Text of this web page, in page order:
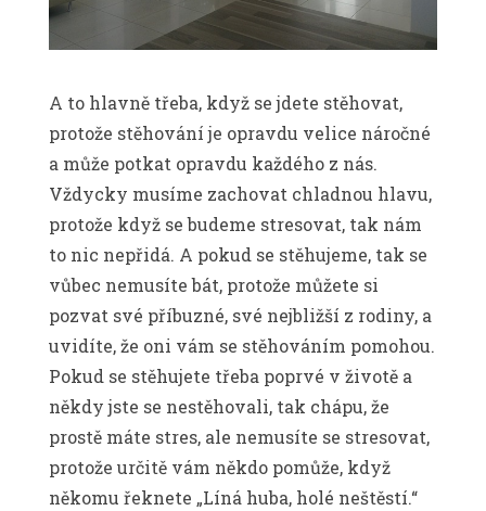
A to hlavně třeba, když se jdete stěhovat,
protože stěhování je opravdu velice náročné
a může potkat opravdu každého z nás.
Vždycky musíme zachovat chladnou hlavu,
protože když se budeme stresovat, tak nám
to nic nepřidá. A pokud se stěhujeme, tak se
vůbec nemusíte bát, protože můžete si
pozvat své příbuzné, své nejbližší z rodiny, a
uvidíte, že oni vám se stěhováním pomohou.
Pokud se stěhujete třeba poprvé v životě a
někdy jste se nestěhovali, tak chápu, že
prostě máte stres, ale nemusíte se stresovat,
protože určitě vám někdo pomůže, když
někomu řeknete „Líná huba, holé neštěstí.“